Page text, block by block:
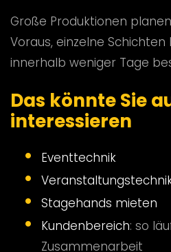
Große Produktionen
Voraus, einzelne
innerhalb weniger Tage
Das könnte Sie
interessieren
Eventtechnik
Stagehands mieten
Kundenbereich: so
Zusammenarbeit